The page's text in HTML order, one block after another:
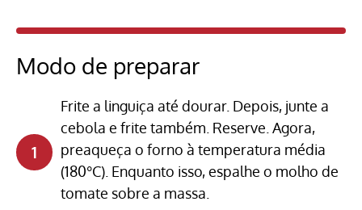
Modo de preparar
Frite a linguiça até dourar. Depois, junte a
cebola e frite também. Reserve. Agora,
preaqueça o forno à temperatura média
(180°C). Enquanto isso, espalhe o molho de
tomate sobre a massa.